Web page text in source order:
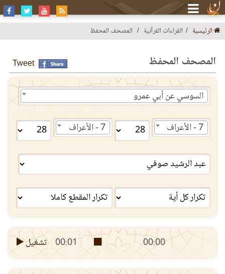
الرئيسية القراءات القرآنية المصحف المحفظ
المصحف المحفظ Tweet
السوسي عن أبي عمرو
7 - الأعراف 7 - الأعراف
00:00
00:01 تشغيل